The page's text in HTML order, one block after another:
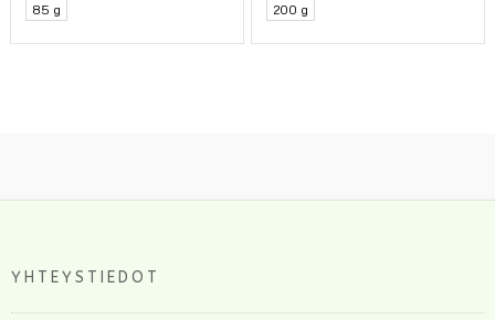
85 g 200 g
YHTEYSTIEDOT